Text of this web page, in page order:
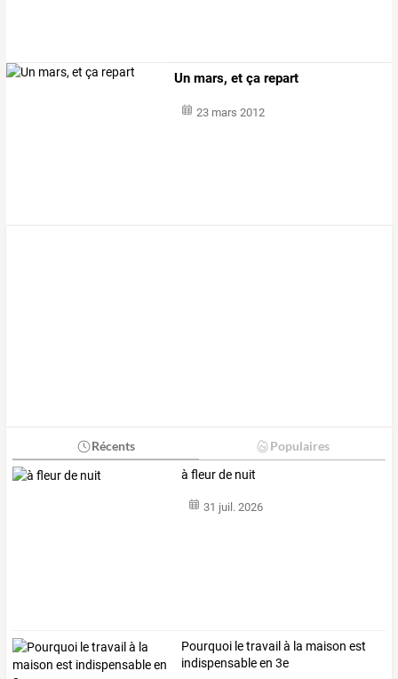
Un mars, et ça repart
23 mars 2012
Récents Populaires
à fleur de nuit
31 juil. 2026
Pourquoi le travail à la maison est
indispensable en 3e